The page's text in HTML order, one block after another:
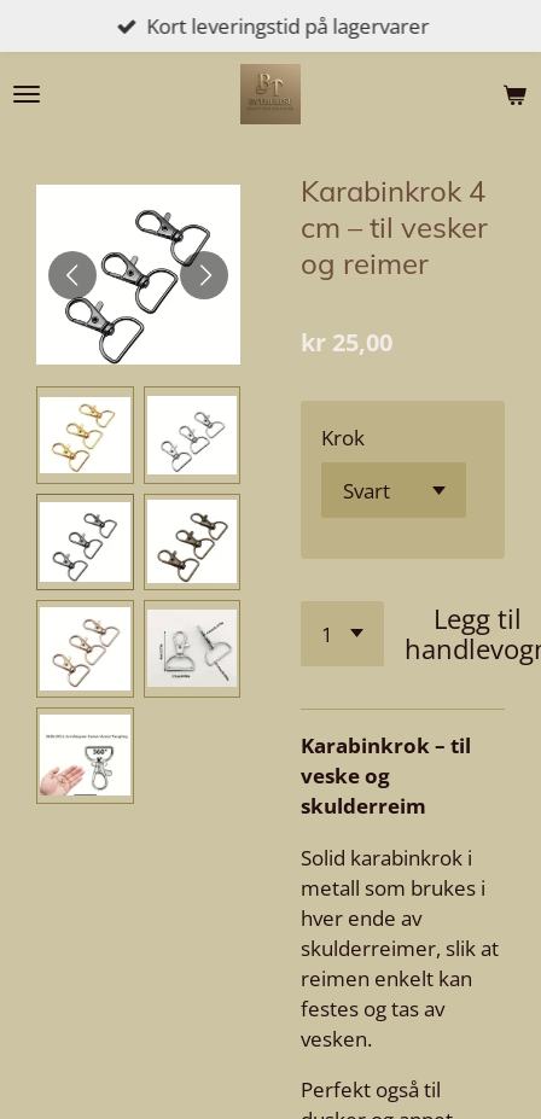
til
hovedinnhold
Kort leveringstid på lagervarer
Karabinkrok 4
cm – til vesker
og reimer
kr 25,00
Krok
Legg til
Karabinkrok – til
veske og
skulderreim
Solid karabinkrok i
metall som brukes i
hver ende av
skulderreimer, slik at
reimen enkelt kan
festes og tas av
vesken.
Perfekt også til